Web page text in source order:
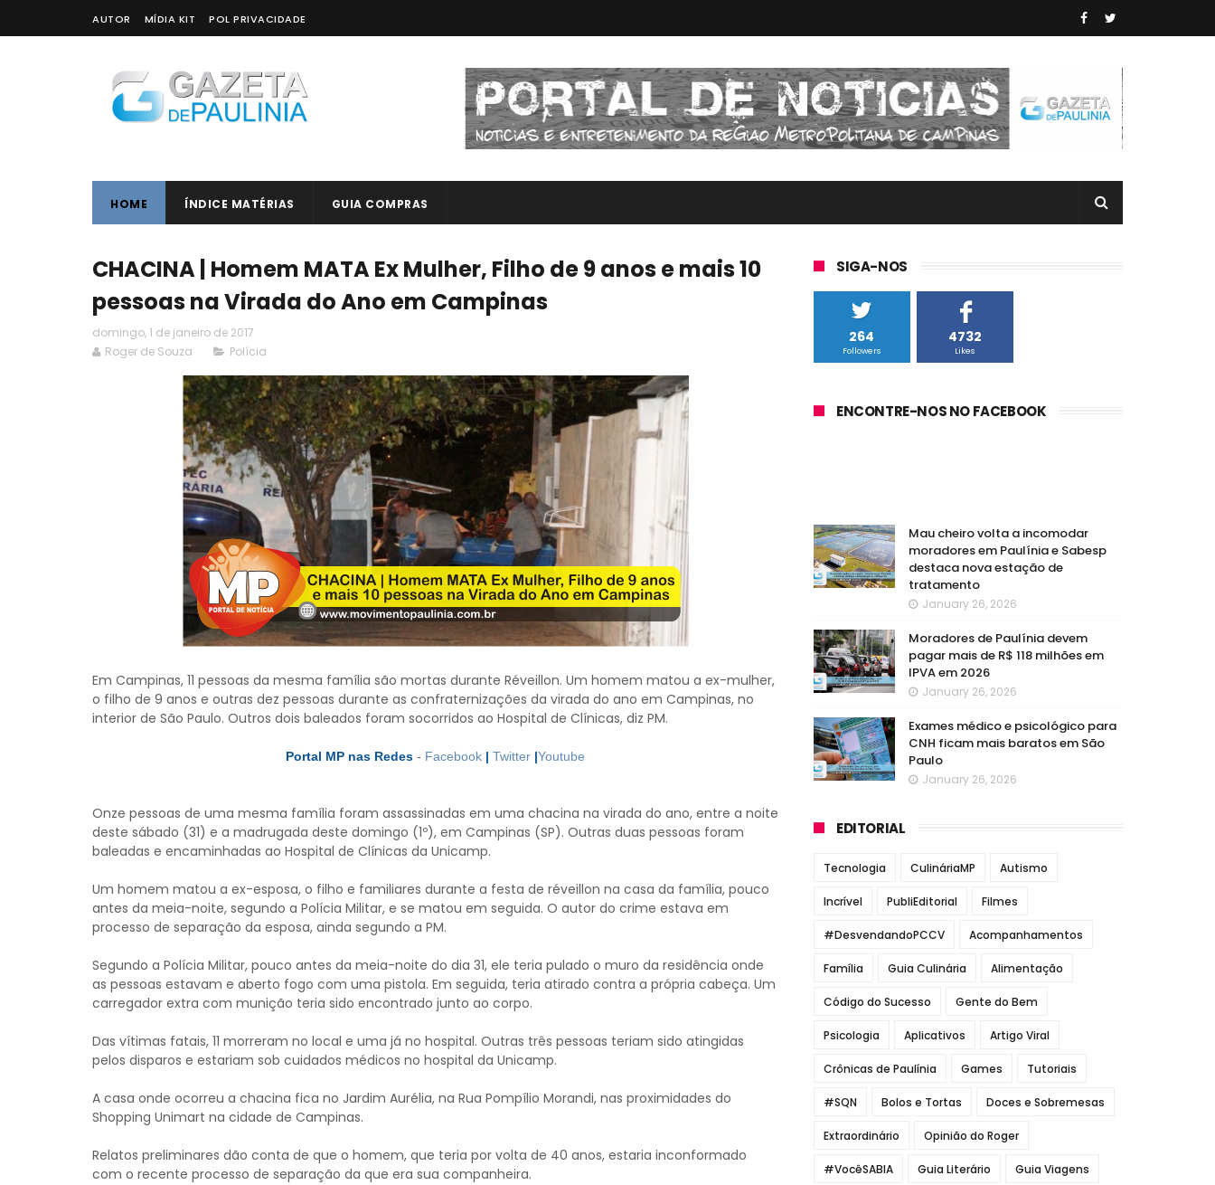
AUTOR MÍDIA KIT POL PRIVACIDADE
HOME ÍNDICE MATÉRIAS GUIA COMPRAS
CHACINA | Homem MATA Ex Mulher, Filho de 9 anos e mais 10
pessoas na Virada do Ano em Campinas
domingo, 1 de janeiro de 2017
Roger de Souza
Polícia
Em Campinas, 11 pessoas da mesma família são mortas durante Réveillon. Um homem matou a ex-mulher,
o filho de 9 anos e outras dez pessoas durante as confraternizações da virada do ano em Campinas, no
interior de São Paulo. Outros dois baleados foram socorridos ao Hospital de Clínicas, diz PM.
Portal MP nas Redes - Facebook | Twitter |Youtube
Onze pessoas de uma mesma família foram assassinadas em uma chacina na virada do ano, entre a noite
deste sábado (31) e a madrugada deste domingo (1º), em Campinas (SP). Outras duas pessoas foram
baleadas e encaminhadas ao Hospital de Clínicas da Unicamp.
Um homem matou a ex-esposa, o filho e familiares durante a festa de réveillon na casa da família, pouco
antes da meia-noite, segundo a Polícia Militar, e se matou em seguida. O autor do crime estava em
processo de separação da esposa, ainda segundo a PM.
Segundo a Polícia Militar, pouco antes da meia-noite do dia 31, ele teria pulado o muro da residência onde
as pessoas estavam e aberto fogo com uma pistola. Em seguida, teria atirado contra a própria cabeça. Um
carregador extra com munição teria sido encontrado junto ao corpo.
Das vítimas fatais, 11 morreram no local e uma já no hospital. Outras três pessoas teriam sido atingidas
pelos disparos e estariam sob cuidados médicos no hospital da Unicamp.
A casa onde ocorreu a chacina fica no Jardim Aurélia, na Rua Pompílio Morandi, nas proximidades do
Shopping Unimart na cidade de Campinas.
Relatos preliminares dão conta de que o homem, que teria por volta de 40 anos, estaria inconformado
com o recente processo de separação da que era sua companheira.
SIGA-NOS
264
Followers
4732
Likes
ENCONTRE-NOS NO FACEBOOK
Mau cheiro volta a incomodar
moradores em Paulínia e Sabesp
destaca nova estação de
tratamento
January 26, 2026
Moradores de Paulínia devem
pagar mais de R$ 118 milhões em
IPVA em 2026
January 26, 2026
Exames médico e psicológico para
CNH ficam mais baratos em São
Paulo
January 26, 2026
EDITORIAL
Tecnologia CulináriaMP Autismo
Incrível PubliEditorial Filmes
#DesvendandoPCCV Acompanhamentos
Família Guia Culinária Alimentação
Código do Sucesso Gente do Bem
Psicologia Aplicativos Artigo Viral
Crônicas de Paulínia Games Tutoriais
#SQN Bolos e Tortas Doces e Sobremesas
Extraordinário Opinião do Roger
#VocêSABIA Guia Literário Guia Viagens